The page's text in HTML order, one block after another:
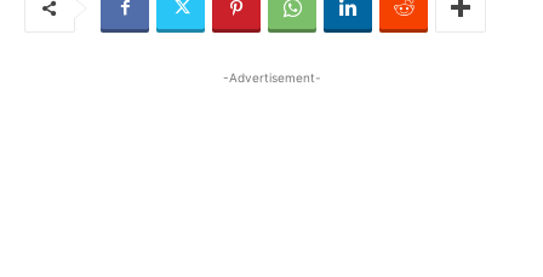
-Advertisement-